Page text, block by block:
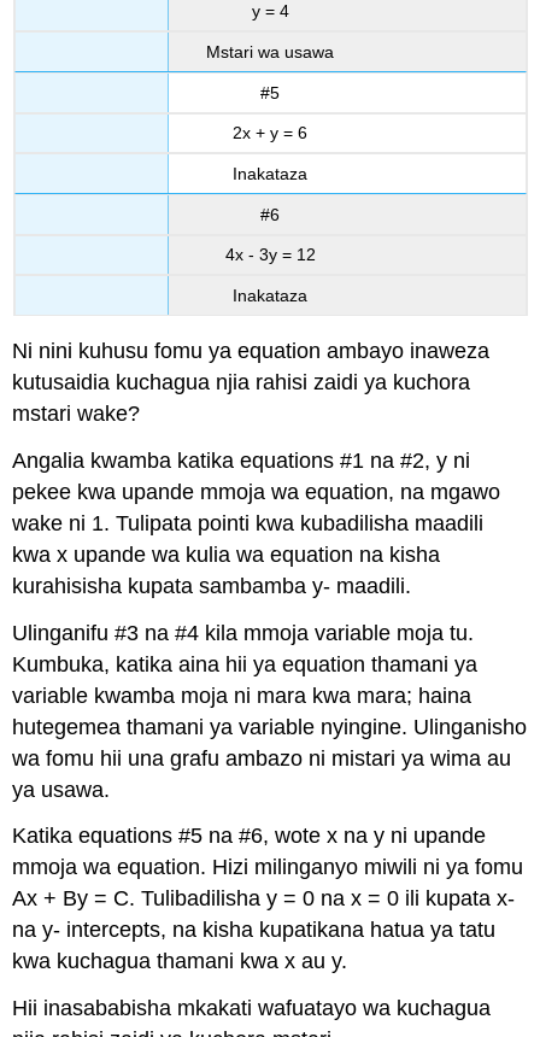
y = 4
Mstari wa usawa
#5
2x + y = 6
Inakataza
#6
4x - 3y = 12
Inakataza
Ni nini kuhusu fomu ya equation ambayo inaweza
kutusaidia kuchagua njia rahisi zaidi ya kuchora
mstari wake?
Angalia kwamba katika equations #1 na #2, y ni
pekee kwa upande mmoja wa equation, na mgawo
wake ni 1. Tulipata pointi kwa kubadilisha maadili
kwa x upande wa kulia wa equation na kisha
kurahisisha kupata sambamba y- maadili.
Ulinganifu #3 na #4 kila mmoja variable moja tu.
Kumbuka, katika aina hii ya equation thamani ya
variable kwamba moja ni mara kwa mara; haina
hutegemea thamani ya variable nyingine. Ulinganisho
wa fomu hii una grafu ambazo ni mistari ya wima au
ya usawa.
Katika equations #5 na #6, wote x na y ni upande
mmoja wa equation. Hizi milinganyo miwili ni ya fomu
Ax + By = C. Tulibadilisha y = 0 na x = 0 ili kupata x-
na y- intercepts, na kisha kupatikana hatua ya tatu
kwa kuchagua thamani kwa x au y.
Hii inasababisha mkakati wafuatayo wa kuchagua